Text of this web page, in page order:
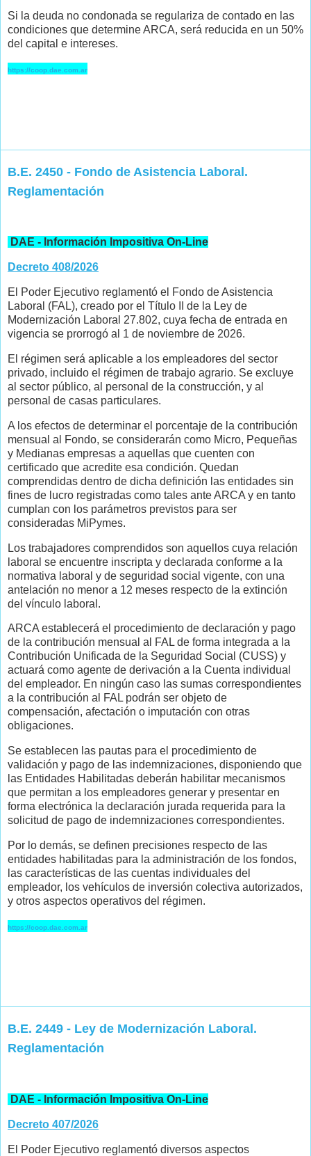
Si la deuda no condonada se regulariza de contado en las
condiciones que determine ARCA, será reducida en un 50%
del capital e intereses.
https://coop.dae.com.ar
B.E. 2450 - Fondo de Asistencia Laboral.
Reglamentación
DAE - Información Impositiva On-Line
Decreto 408/2026
El Poder Ejecutivo reglamentó el Fondo de Asistencia
Laboral (FAL), creado por el Título II de la Ley de
Modernización Laboral 27.802, cuya fecha de entrada en
vigencia se prorrogó al 1 de noviembre de 2026.
El régimen será aplicable a los empleadores del sector
privado, incluido el régimen de trabajo agrario. Se excluye
al sector público, al personal de la construcción, y al
personal de casas particulares.
A los efectos de determinar el porcentaje de la contribución
mensual al Fondo, se considerarán como Micro, Pequeñas
y Medianas empresas a aquellas que cuenten con
certificado que acredite esa condición. Quedan
comprendidas dentro de dicha definición las entidades sin
fines de lucro registradas como tales ante ARCA y en tanto
cumplan con los parámetros previstos para ser
consideradas MiPymes.
Los trabajadores comprendidos son aquellos cuya relación
laboral se encuentre inscripta y declarada conforme a la
normativa laboral y de seguridad social vigente, con una
antelación no menor a 12 meses respecto de la extinción
del vínculo laboral.
ARCA establecerá el procedimiento de declaración y pago
de la contribución mensual al FAL de forma integrada a la
Contribución Unificada de la Seguridad Social (CUSS) y
actuará como agente de derivación a la Cuenta individual
del empleador. En ningún caso las sumas correspondientes
a la contribución al FAL podrán ser objeto de
compensación, afectación o imputación con otras
obligaciones.
Se establecen las pautas para el procedimiento de
validación y pago de las indemnizaciones, disponiendo que
las Entidades Habilitadas deberán habilitar mecanismos
que permitan a los empleadores generar y presentar en
forma electrónica la declaración jurada requerida para la
solicitud de pago de indemnizaciones correspondientes.
Por lo demás, se definen precisiones respecto de las
entidades habilitadas para la administración de los fondos,
las características de las cuentas individuales del
empleador, los vehículos de inversión colectiva autorizados,
y otros aspectos operativos del régimen.
https://coop.dae.com.ar
B.E. 2449 - Ley de Modernización Laboral.
Reglamentación
DAE - Información Impositiva On-Line
Decreto 407/2026
El Poder Ejecutivo reglamentó diversos aspectos